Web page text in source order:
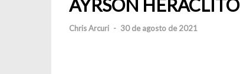
AYRSON HERÁCLITO
Chris Arcuri - 30 de agosto de 2021